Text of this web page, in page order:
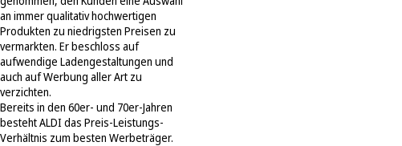
an immer qualitativ hochwertigen
Produkten zu niedrigsten Preisen zu
vermarkten. Er beschloss auf
aufwendige Ladengestaltungen und
auch auf Werbung aller Art zu
verzichten.
Bereits in den 60er- und 70er-Jahren
besteht ALDI das Preis-Leistungs-
Verhältnis zum besten Werbeträger.